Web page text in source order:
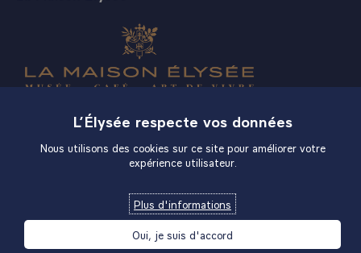
BoutiqueL’Élysée respecte vos données
Nous utilisons des cookies sur ce site pour améliorer votre
expérience utilisateur.
Plus d'informations
Oui, je suis d'accord